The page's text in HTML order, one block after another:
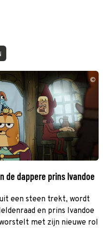
©
de dappere prins Ivandoe
een steen trekt, wordt
en prins Ivandoe
met zijn nieuwe rol